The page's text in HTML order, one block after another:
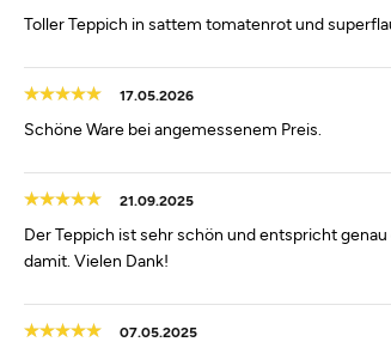
Toller Teppich in sattem tomatenrot und
17.05.2026
Schöne Ware bei angemessenem Preis.
21.09.2025
Der Teppich ist sehr schön und entspricht
damit. Vielen Dank!
07.05.2025